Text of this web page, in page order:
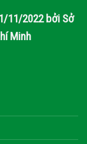
11/2022 bởi Sở
Minh